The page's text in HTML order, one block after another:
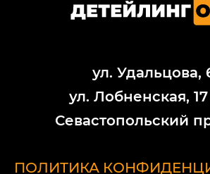
ул. Удальцова,
ул. Лобненская, 17
Севастопольский
ПОЛИТИКА